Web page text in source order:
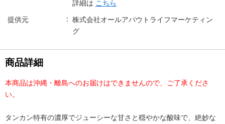
詳細は こちら
提供元
株式会社オールアバウトライフマーケティン
グ
商品詳細
本商品は沖縄・離島へのお届けはできませんので、ご了承くださ
い。
タンカン特有の濃厚でジューシーな甘さと穏やかな酸味で、絶妙な